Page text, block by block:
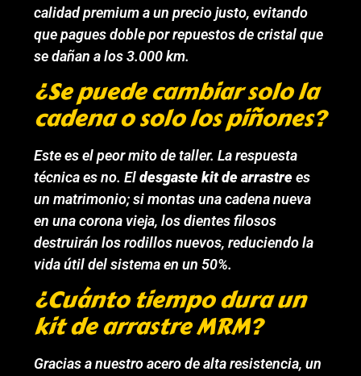
calidad premium a un precio justo, evitando
que pagues doble por repuestos de cristal que
se dañan a los 3.000 km.
¿Se puede cambiar solo la
cadena o solo los piñones?
Este es el peor mito de taller. La respuesta
técnica es no. Eldesgaste kit de arrastrees
un matrimonio; si montas una cadena nueva
en una corona vieja, los dientes filosos
destruirán los rodillos nuevos, reduciendo la
vida útil del sistema en un 50%.
¿Cuánto tiempo dura un
kit de arrastre MRM?
Gracias a nuestro acero de alta resistencia, un